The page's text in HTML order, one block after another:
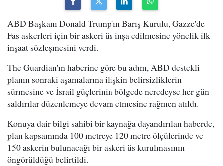
ABD Başkanı Donald Trump'ın Barış Kurulu, Gazze'de
Fas askerleri için bir askeri üs inşa edilmesine yönelik ilk
inşaat sözleşmesini verdi.
The Guardian'ın haberine göre bu adım, ABD destekli
planın sonraki aşamalarına ilişkin belirsizliklerin
sürmesine ve İsrail güçlerinin bölgede neredeyse her gün
saldırılar düzenlemeye devam etmesine rağmen atıldı.
Konuya dair bilgi sahibi bir kaynağa dayandırılan haberde,
plan kapsamında 100 metreye 120 metre ölçülerinde ve
150 askerin bulunacağı bir askeri üs kurulmasının
öngörüldüğü belirtildi.